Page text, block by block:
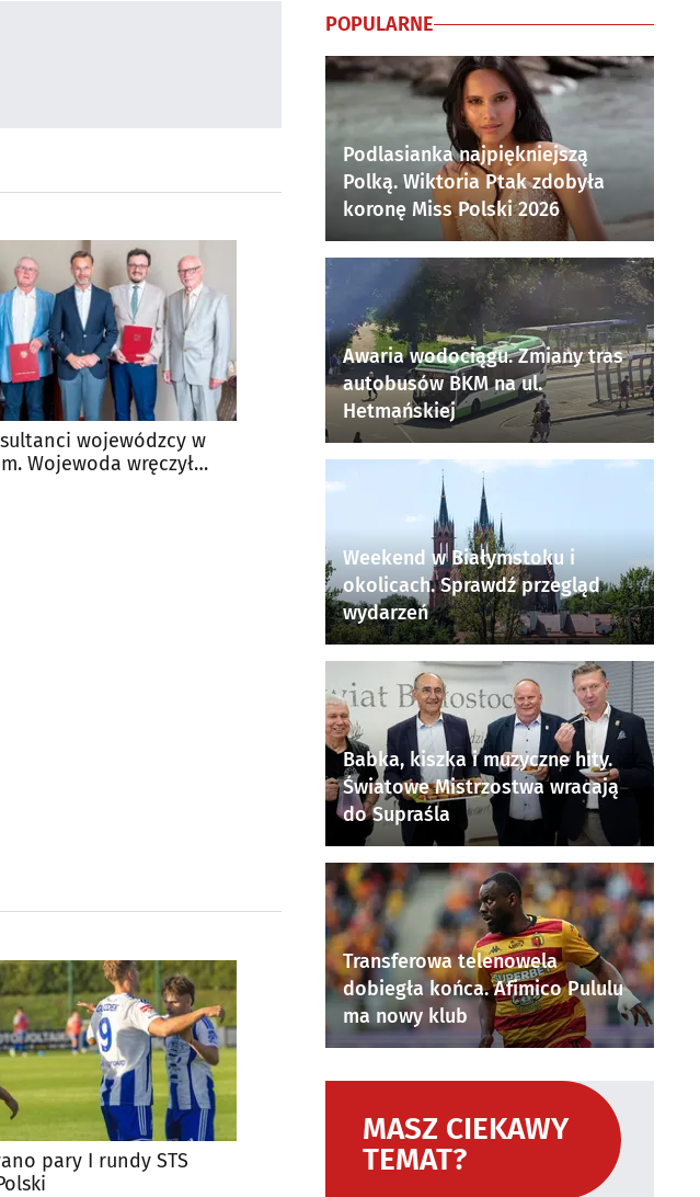
wojewódzcy w
Wojewoda wręczył
pary I rundy STS
POPULARNE
Podlasianka najpiękniejszą
Polką. Wiktoria Ptak zdobyła
koronę Miss Polski 2026
Awaria wodociągu. Zmiany tras
autobusów BKM na ul.
Hetmańskiej
Weekend w Białymstoku i
okolicach. Sprawdź przegląd
wydarzeń
Babka, kiszka i muzyczne hity.
Światowe Mistrzostwa wracają
do Supraśla
Transferowa telenowela
dobiegła końca. Afimico Pululu
ma nowy klub
MASZ CIEKAWY
TEMAT?